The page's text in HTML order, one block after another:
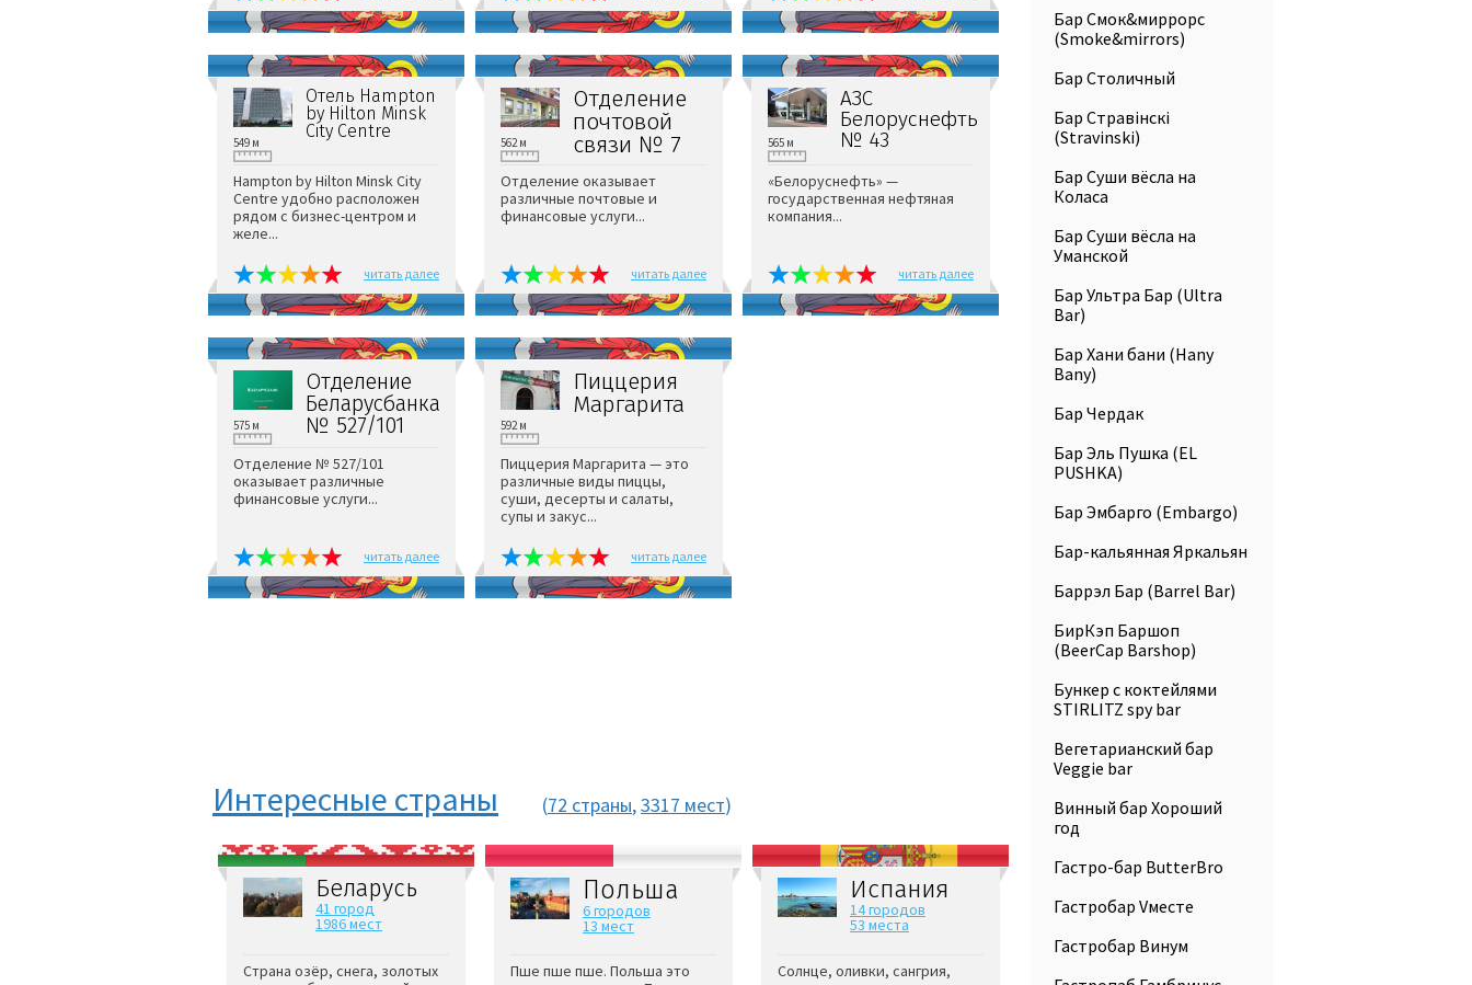
Отель Hampton
by Hilton Minsk
City Centre
549 м
Hampton by Hilton Minsk City
Centre удобно расположен
рядом с бизнес-центром и
желе...
читать далее
Отделение
почтовой
связи № 7
562 м
Отделение оказывает
различные почтовые и
финансовые услуги...
читать далее
АЗС
Белоруснефть
№ 43
565 м
«Белоруснефть» —
государственная нефтяная
компания...
читать далее
Отделение
Беларусбанка
№ 527/101
575 м
Отделение № 527/101
оказывает различные
финансовые услуги...
читать далее
Пиццерия
Маргарита
592 м
Пиццерия Маргарита — это
различные виды пиццы,
суши, десерты и салаты,
супы и закус...
читать далее
Интересные страны (72 страны,3317 мест)
Беларусь
41 город
1986 мест
Страна озёр, снега, золотых
Польша
6 городов
13 мест
Пше пше пше. Польша это
Испания
14 городов
53 места
Солнце, оливки, сангрия,
Бар Смок&миррорс
(Smoke&mirrors)
Бар Столичный
Бар Стравiнскi
(Stravinski)
Бар Суши вёсла на
Коласа
Бар Суши вёсла на
Уманской
Бар Ультра Бар (Ultra
Bar)
Бар Хани бани (Hany
Bany)
Бар Чердак
Бар Эль Пушка (EL
PUSHKA)
Бар Эмбарго (Embargo)
Бар-кальянная Яркальян
Баррэл Бар (Barrel Bar)
БирКэп Баршоп
(BeerCap Barshop)
Бункер с коктейлями
STIRLITZ spy bar
Вегетарианский бар
Veggie bar
Винный бар Хороший
год
Гастро-бар ButterBro
Гастробар Vместе
Гастробар Винум